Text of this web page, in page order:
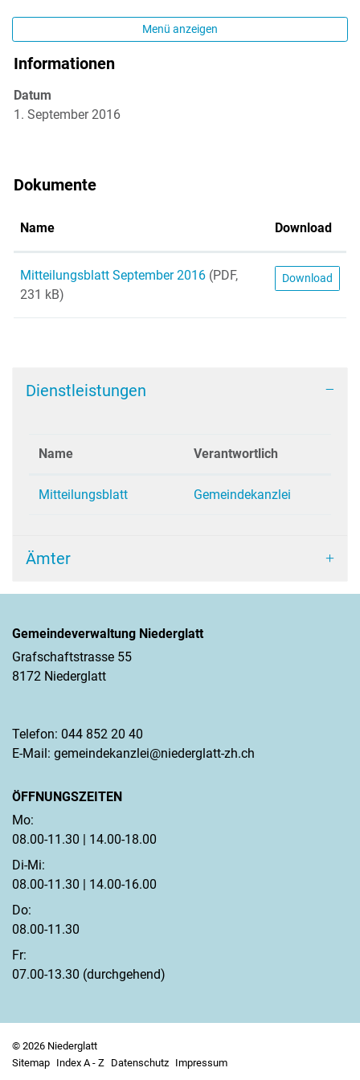
Menü anzeigen
Informationen
Datum
1. September 2016
Dokumente
Name Download
Mitteilungsblatt September 2016 (PDF,
231 kB)
Download
Dienstleistungen
Name Verantwortlich
Mitteilungsblatt Gemeindekanzlei
Ämter
Gemeindeverwaltung Niederglatt
Grafschaftstrasse 55
8172 Niederglatt
Telefon: 044 852 20 40
E-Mail: gemeindekanzlei@niederglatt-zh.ch
ÖFFNUNGSZEITEN
Mo:
08.00-11.30 | 14.00-18.00
Di-Mi:
08.00-11.30 | 14.00-16.00
Do:
08.00-11.30
Fr:
07.00-13.30 (durchgehend)
© 2026 Niederglatt
Sitemap Index A - Z Datenschutz Impressum